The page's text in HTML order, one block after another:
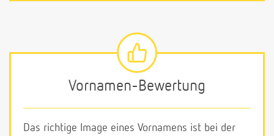
Vornamen-Bewertung
Das richtige Image eines Vornamens ist bei der